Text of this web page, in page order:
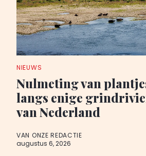
NIEUWS
Nulmeting van
langs enige
van Nederland
VAN ONZE REDACTIE
augustus 6, 2026